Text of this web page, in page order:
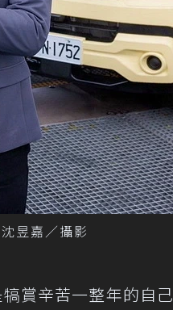
昱嘉／攝影
賞辛苦一整年的自